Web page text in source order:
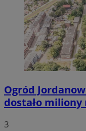
Ogród
dostało
3